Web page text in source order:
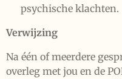
psychische klachten.
Verwijzing
Na één of meerdere
overleg met jou en de